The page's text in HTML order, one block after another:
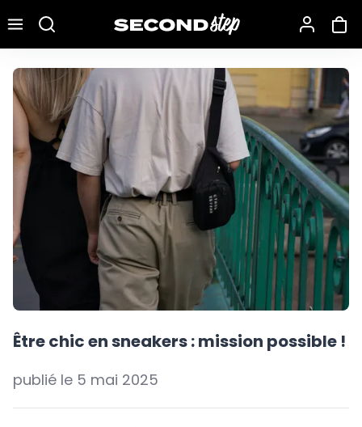
Être chic en sneakers : mission possible !
publié le 5 mai 2025